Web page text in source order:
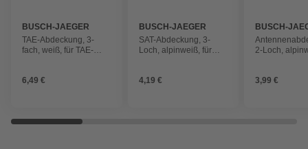
BUSCH-JAEGER
TAE-Abdeckung, 3-
fach, weiß, für TAE-
6,49 €
BUSCH-JAEGER
SAT-Abdeckung, 3-
Loch, alpinweiß, für
4,19 €
BUSCH-
2-Loch,
3,99 €